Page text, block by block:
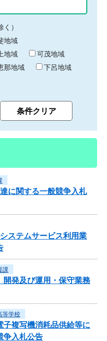
）
地域
地域
可茂地域
那地域
下呂地域
に関する一般競争入札
ステムサービス利用業
課
開発及び運用・保守業務
等学校
複写機消耗品供給等に
争入札公告